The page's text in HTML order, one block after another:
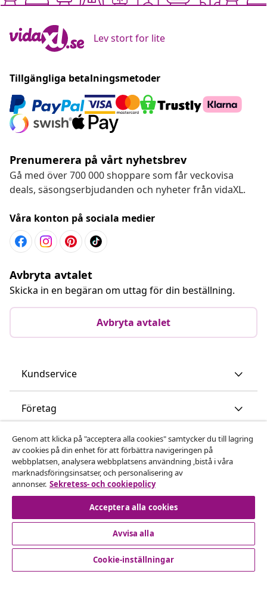
Lev stort for lite
Tillgängliga betalningsmetoder
Prenumerera på vårt nyhetsbrev
Gå med över 700 000 shoppare som får veckovisa
deals, säsongserbjudanden och nyheter från vidaXL.
Våra konton på sociala medier
Avbryta avtalet
Skicka in en begäran om uttag för din beställning.
Avbryta avtalet
Kundservice
Företag
vidaXL
Upptäck mer
© 2008-2026 vidaXL www.vidaxl.se är en webbshop från
Genom att klicka på "acceptera alla cookies" samtycker du till lagring
av cookies på din enhet för att förbättra navigeringen på
webbplatsen, analysera webbplatsens användning ,bistå i våra
marknadsföringsinsatser, och personalisering av
annonser. Sekretess- och cookiepolicy
Acceptera alla cookies
Avvisa alla
Cookie-inställningar